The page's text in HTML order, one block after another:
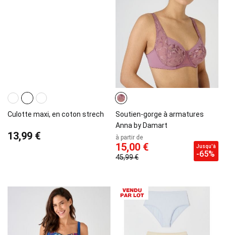
Culotte maxi, en coton strech
13,99 €
Soutien-gorge à armatures
Anna by Damart
à partir de
15,00 €
45,99 €
Jusqu'à
-65%